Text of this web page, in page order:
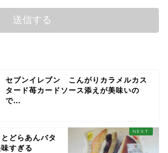
セブンイレブン こんがりカラメルカス
タード苺カードソース添えが美味いの
で...
どらあんバタ
すぎる